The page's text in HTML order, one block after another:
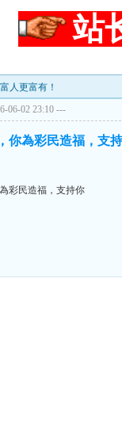
站
人更富有！
06-02 23:10 ---
你為彩民造福，支
彩民造福，支持你